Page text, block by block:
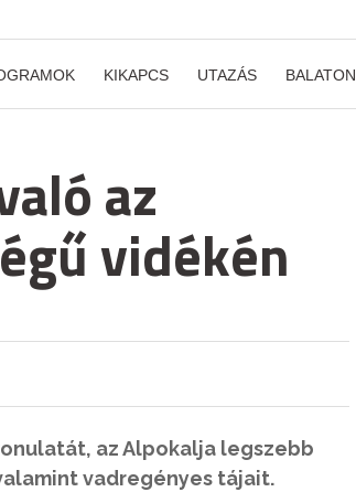
KIKAPCS UTAZÁS BALATON
az
vidékén
az Alpokalja legszebb
vadregényes tájait.